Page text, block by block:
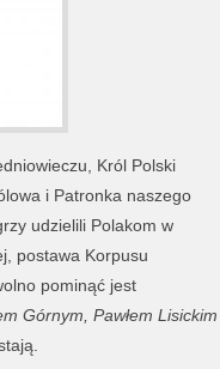
Król Polski
i Patronka naszego
udzielili Polakom w
postawa Korpusu
pominąć jest
Górnym, Pawłem Lisickim